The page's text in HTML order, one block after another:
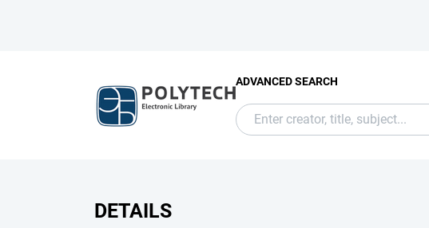
ADVANCED SEARCH
DETAILS